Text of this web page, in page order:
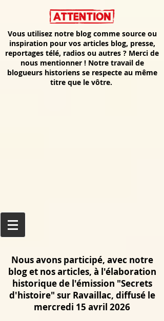
Vous utilisez notre blog comme source ou
inspiration pour vos articles blog, presse,
reportages télé, radios ou autres ? Merci de
nous mentionner ! Notre travail de
blogueurs historiens se respecte au même
titre que le vôtre.
Nous avons participé, avec notre
blog et nos articles, à l'élaboration
historique de l'émission "Secrets
d'histoire" sur Ravaillac, diffusé le
mercredi 15 avril 2026